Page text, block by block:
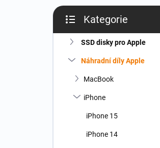
P
s
kategorie
Kategorie
SSD disky pro Apple
Náhradní díly Apple
MacBook
iPhone
iPhone 15
iPhone 14